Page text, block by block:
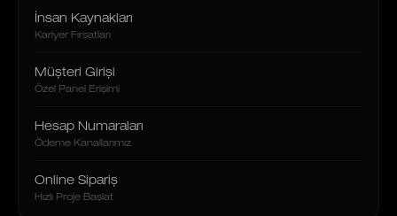
İnsan Kaynakları
Kariyer Fırsatları
Müşteri Girişi
Özel Panel Erişimi
Hesap Numaraları
Ödeme Kanallarımız
Online Sipariş
Hızlı Proje Başlat